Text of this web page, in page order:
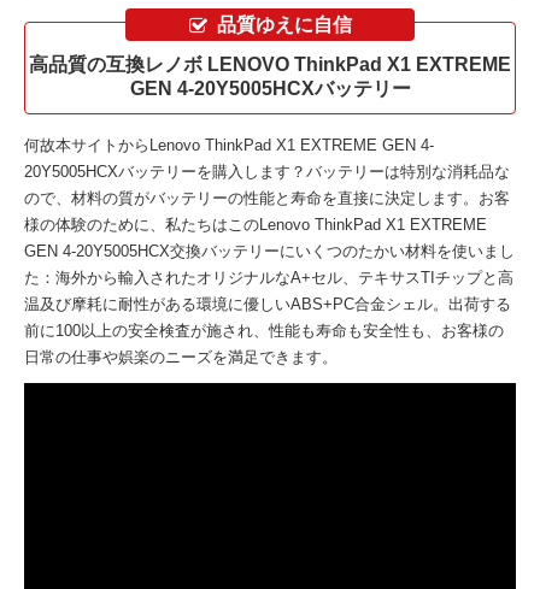
品質ゆえに自信
高品質の互換レノボ LENOVO ThinkPad X1 EXTREME
GEN 4-20Y5005HCXバッテリー
何故本サイトから Lenovo ThinkPad X1 EXTREME GEN 4-
20Y5005HCXバッテリーを購入します？バッテリーは特別な消耗品な
ので、材料の質がバッテリーの性能と寿命を直接に決定します。お客
様の体験のために、私たちはこのLenovo ThinkPad X1 EXTREME
GEN 4-20Y5005HCX交換バッテリーにいくつのたかい材料を使いまし
た：海外から輸入されたオリジナルなA+セル、テキサスTIチップと高
温及び摩耗に耐性がある環境に優しいABS+PC合金シェル。出荷する
前に100以上の安全検査が施され、性能も寿命も安全性も、お客様の
日常の仕事や娯楽のニーズを満足できます。